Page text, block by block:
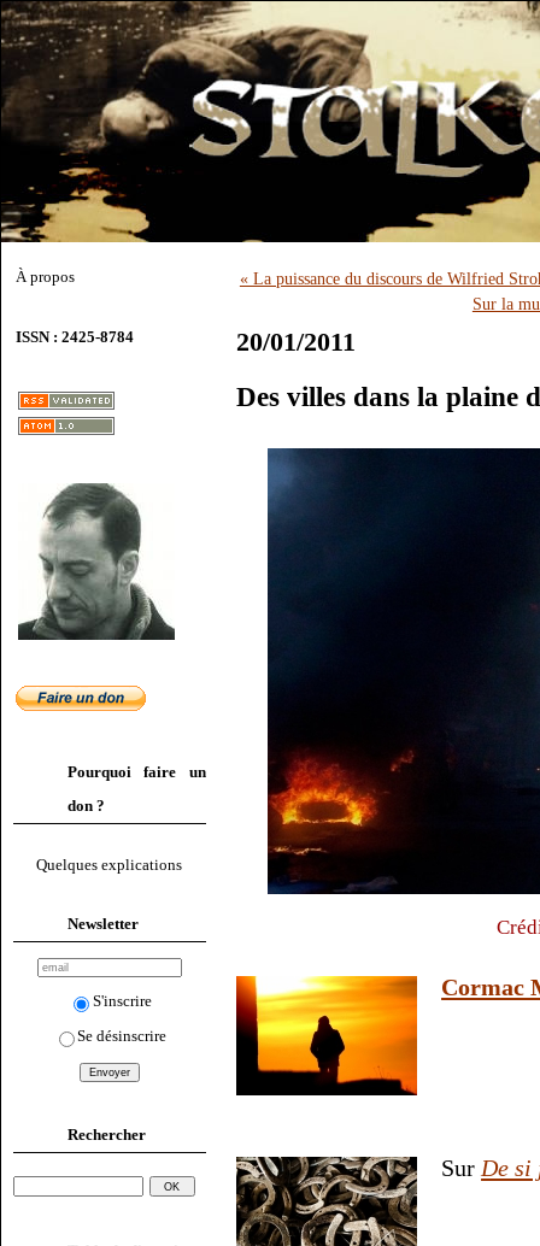
À propos
ISSN : 2425-8784
Pourquoi faire un
don ?
Quelques explications
Newsletter
S'inscrire
Se désinscrire
Rechercher
« La puissance du discours de Wilfried
Sur la
20/01/2011
Des villes dans la plaine
Cormac
Sur De si